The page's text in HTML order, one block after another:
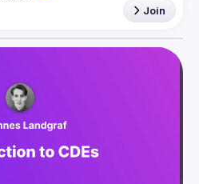
Join